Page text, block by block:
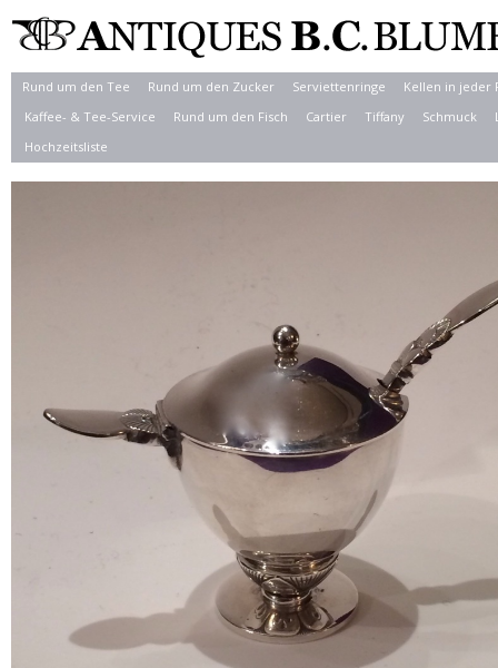
Rund um den Tee Rund um den Zucker Serviettenringe
Kellen in jeder
Kaffee- & Tee-Service
Rund um den Fisch Cartier Tiffany Schmuck
Hochzeitsliste